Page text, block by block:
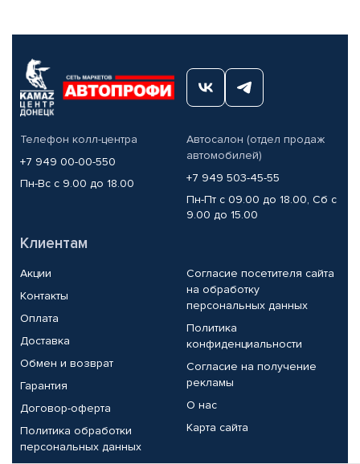
Телефон колл-центра
+7 949 00-00-550
Пн-Вс с 9.00 до 18.00
Автосалон (отдел продаж
автомобилей)
+7 949 503-45-55
Пн-Пт с 09.00 до 18.00, Сб с
9.00 до 15.00
Клиентам
Акции
Контакты
Оплата
Доставка
Обмен и возврат
Гарантия
Договор-оферта
Политика обработки
персональных данных
Согласие посетителя сайта
на обработку
персональных данных
Политика
конфиденциальности
Согласие на получение
рекламы
О нас
Карта сайта